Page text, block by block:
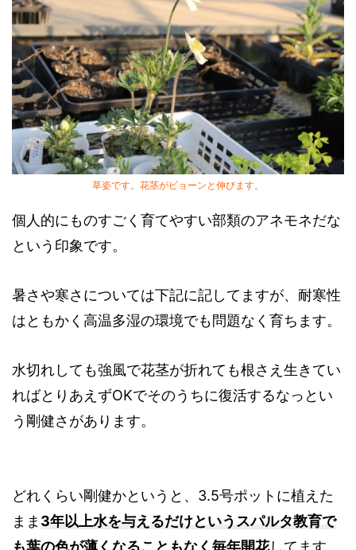
草姿です。花茎がビョーンと伸びます。
個人的にものすごく育てやすい部類のアネモネだな
という印象です。
暑さや寒さについては下記に記してますが、耐寒性
はともかく高温多湿の環境でも問題なく育ちます。
水切れしても強風で花茎が折れても根さえ生きてい
ればとりあえずOKでそのうちに復活するなっとい
う剛健さがあります。
どれくらい剛健かというと、3.5号ポットに植えた
まま 3年以上水を与えるだけというスパルタ教育で